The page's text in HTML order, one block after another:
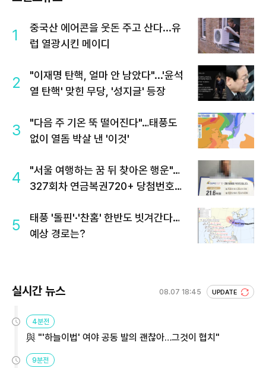
1
중국산 에어콘을 웃돈 주고 산다...유
럽 열광시킨 메이디
2
"이재명 탄핵, 얼마 안 남았다"...'윤석
열 탄핵' 맞힌 무당, '성지글' 등장
3
"다음 주 기온 뚝 떨어진다"…태풍도
없이 열돔 박살 낸 '이것'
4
"서울 여행하는 꿈 뒤 찾아온 행운"…
327회차 연금복권720+ 당첨번호조
5
태풍 '돌핀'·'찬홈' 한반도 빗겨간다…
예상 경로는?
실시간 뉴스 08.07 18:45 UPDATE
4분전
與 "'하늘이법' 여야 공동 발의 괜찮아…그것이 협치"
9분전